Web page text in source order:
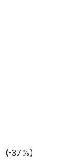
(-37%)